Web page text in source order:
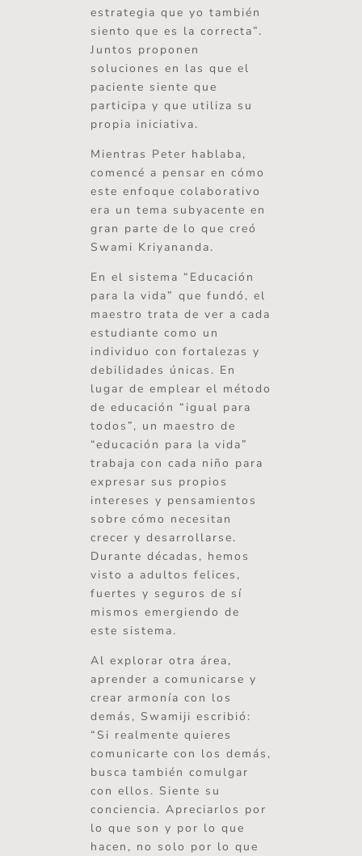
estrategia que yo también
siento que es la correcta”.
Juntos proponen
soluciones en las que el
paciente siente que
participa y que utiliza su
propia iniciativa.
Mientras Peter hablaba,
comencé a pensar en cómo
este enfoque colaborativo
era un tema subyacente en
gran parte de lo que creó
Swami Kriyananda.
En el sistema “Educación
para la vida” que fundó, el
maestro trata de ver a cada
estudiante como un
individuo con fortalezas y
debilidades únicas. En
lugar de emplear el método
de educación “igual para
todos”, un maestro de
“educación para la vida”
trabaja con cada niño para
expresar sus propios
intereses y pensamientos
sobre cómo necesitan
crecer y desarrollarse.
Durante décadas, hemos
visto a adultos felices,
fuertes y seguros de sí
mismos emergiendo de
este sistema.
Al explorar otra área,
aprender a comunicarse y
crear armonía con los
demás, Swamiji escribió:
“Si realmente quieres
comunicarte con los demás,
busca también comulgar
con ellos. Siente su
conciencia. Apreciarlos por
lo que son y por lo que
hacen, no solo por lo que